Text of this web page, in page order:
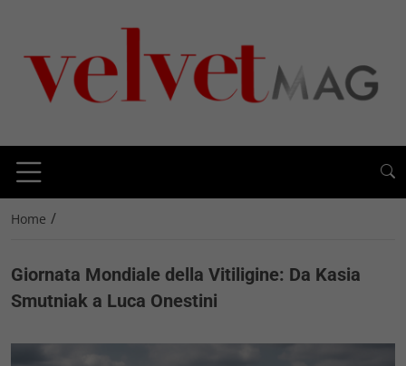
Home /
Giornata Mondiale della Vitiligine: Da Kasia
Smutniak a Luca Onestini